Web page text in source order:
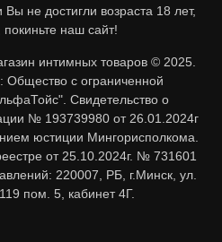
сайта
в Витебск
в Могилев
— отслеживание
— отслеживание
8, 2 этаж, 11:00–
22:00
не достигли возраста 18 лет,
покиньте наш сайт!
интимных товаров © 2025.
Общество с ограниченной
Свидетельство о
№ 193739980 от 26.01.2024г
юстиции Мингорисполкома.
от 25.10.2024г. № 731601
220007, РБ, г.Минск, ул.
пом. 5, кабинет 4Г.